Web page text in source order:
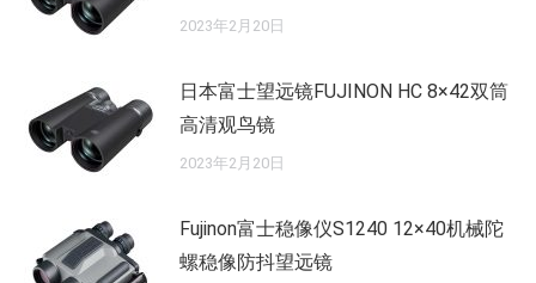
2023年2月20日
日本富士望远镜FUJINON HC 8×42双筒
高清观鸟镜
2023年2月20日
Fujinon富士稳像仪S1240 12×40机械陀
螺稳像防抖望远镜